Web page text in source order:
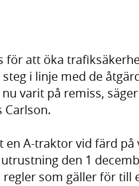
för att öka
i linje med de
varit på remiss, säger
A-traktor vid färd på
den 1
som gäller för till